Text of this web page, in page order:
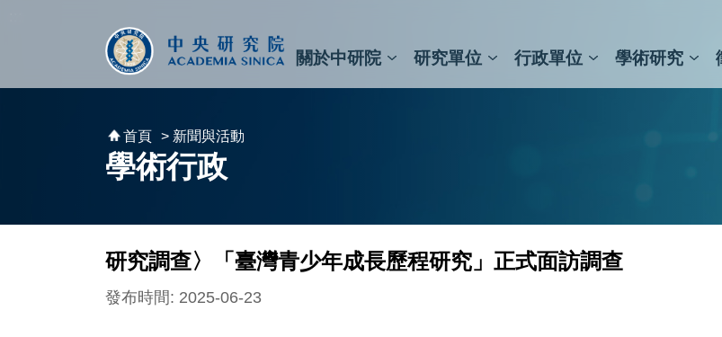
關於中研院 研究單位 行政單位 學術研究
首頁 > 新聞與活動
學術行政
研究調查〉「臺灣青少年成長歷程研究」正式面訪調查
發布時間: 2025-06-23